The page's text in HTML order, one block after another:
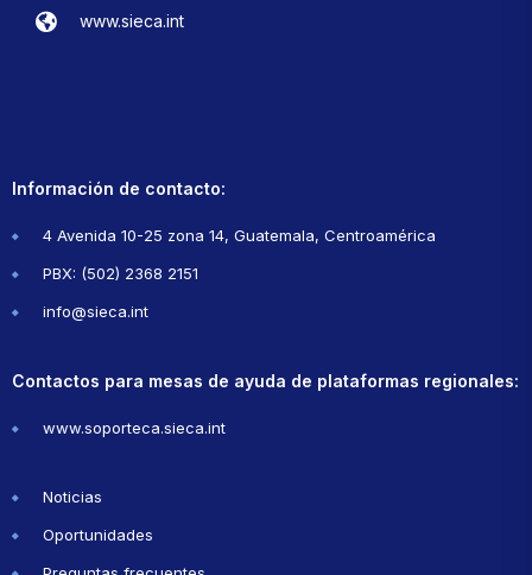
www.sieca.int
Información de contacto:
4 Avenida 10-25 zona 14, Guatemala, Centroamérica
PBX: (502) 2368 2151
info@sieca.int
Contactos para mesas de ayuda de plataformas regionales:
www.soporteca.sieca.int
Noticias
Oportunidades